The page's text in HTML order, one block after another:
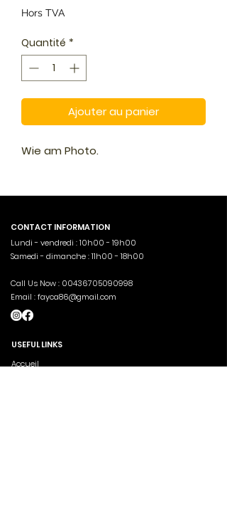
Hors TVA
Quantité *
Ajouter au panier
Wie am Photo.
CONTACT INFORMATION
Lundi - vendredi : 10h00 - 19h00
Samedi - dimanche : 11h00 - 18h00
Call Us Now : 00436705090998
Email :fayca86@gmail.com
USEFUL LINKS
Accueil